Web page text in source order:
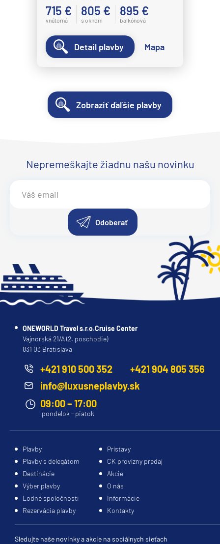
715 €
vnútorná
805 €
s oknom
895 €
balkónová
Detail plavby Mapa
Zobraziť ďaľšie plavby
Nepremeškajte žiadnu našu novinku
Odoberať
ONEWORLD Travel s.r.o.Cruise Center
Vajnorská 21/A (2. poschodie)
831 03 Bratislava
+421 910 500 352
+421 904 805 356
info@luxusneplavby.sk
09:00 – 17:00
pondelok - piatok
Plavby
Prístavy
Plavby s delegátom
CK provízny predaj
Destinácie
Akcie
Výber plavby
O nás
Lodné spoločnosti
Informácie
Rezervácia plavby
Kontakty
Sledujte naše novinky a akcie na sociálnych sieťach